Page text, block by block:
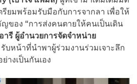
รียมพร้อมรับมือกับการจากลา เพื่อให้
ของ “การส่งคนตายให้คนเป็นเดิน
รี ผู้อำนวยการจัดจำหน่าย
รับหน้าที่นำพาผู้ร่วมงานร่วมเจาะลึก
างเป็นกันเอง